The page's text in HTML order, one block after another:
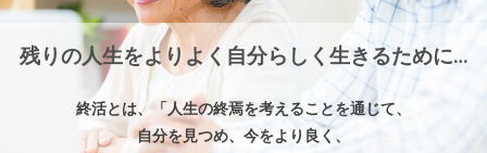
残りの人生をよりよく自分らしく生きるために…
終活とは、「人生の終焉を考えることを通じて、
自分を見つめ、今をより良く、